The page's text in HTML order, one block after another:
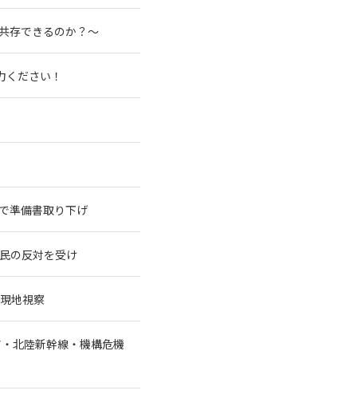
存できるのか？～
ださい！
準備書取り下げ
の反対を受け
地視察
北陸新幹線・機構危機